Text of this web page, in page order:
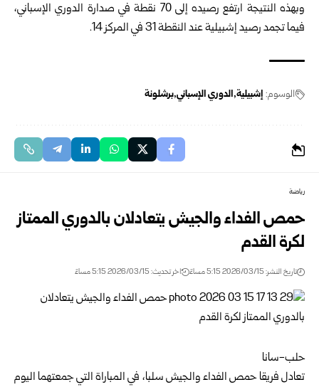
وبهذه النتيجة ارتفع رصيده إلى 70 نقطة في صدارة الدوري الإسباني،
فيما تجمد رصيد إشبيلية عند النقطة 31 في المركز 14.
الوسوم: إشبيلية الدوري الإسباني برشلونة
رياضة
حمص الفداء والجيش يتعادلان بالدوري الممتاز
لكرة القدم
تاريخ النشر: 2026/03/15 5:15 مساءً اخر تحديث: 2026/03/15 5:15 مساءً
حلب-سانا
تعادل فريقا حمص الفداء والجيش سلبا، في المباراة التي جمعتهما اليوم